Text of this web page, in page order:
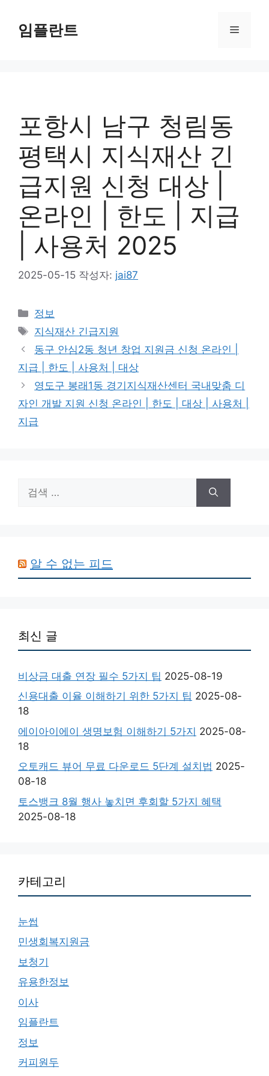
임플란트 메
포항시 남구 청림동
평택시 지식재산 긴
급지원 신청 대상 |
온라인 | 한도 | 지급
| 사용처 2025
2025-05-15 작성자: jai87
카
테
고
리
정보
태
그
지식재산 긴급지원
동구 안심2동 청년 창업 지원금 신청 온라인 |
지급 | 한도 | 사용처 | 대상
영도구 봉래1동 경기지식재산센터 국내맞춤 디
자인 개발 지원 신청 온라인 | 한도 | 대상 | 사용처 |
지급
색:
알 수 없는 피드
최신 글
비상금 대출 연장 필수 5가지 팁 2025-08-19
신용대출 이율 이해하기 위한 5가지 팁 2025-08-
18
에이아이에이 생명보험 이해하기 5가지 2025-08-
18
오토캐드 뷰어 무료 다운로드 5단계 설치법 2025-
08-18
토스뱅크 8월 행사 놓치면 후회할 5가지 혜택
2025-08-18
카테고리
눈썹
민생회복지원금
보청기
유용한정보
이사
임플란트
정보
커피원두